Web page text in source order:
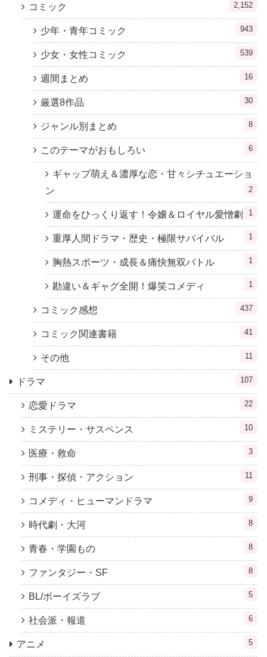
コミック 2,152
少年・青年コミック 943
少女・女性コミック 539
週間まとめ 16
厳選8作品 30
ジャンル別まとめ 8
このテーマがおもしろい 6
ギャップ萌え＆濃厚な恋・甘々シチュエーショ
ン
2
運命をひっくり返す！令嬢＆ロイヤル愛憎劇 1
重厚人間ドラマ・歴史・極限サバイバル 1
胸熱スポーツ・成長＆痛快無双バトル 1
勘違い＆ギャグ全開！爆笑コメディ 1
コミック感想 437
コミック関連書籍 41
その他 11
ドラマ 107
恋愛ドラマ 22
ミステリー・サスペンス 10
医療・救命 3
刑事・探偵・アクション 11
コメディ・ヒューマンドラマ 9
時代劇・大河 8
青春・学園もの 8
ファンタジー・SF 8
BL/ボーイズラブ 5
社会派・報道 6
アニメ 5